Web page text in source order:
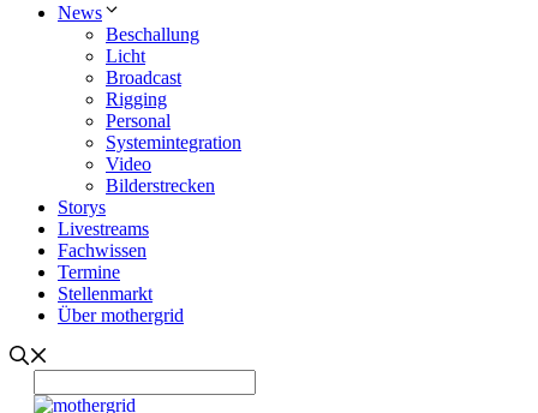
News
Beschallung
Licht
Broadcast
Rigging
Personal
Systemintegration
Video
Bilderstrecken
Storys
Livestreams
Fachwissen
Termine
Stellenmarkt
Über mothergrid